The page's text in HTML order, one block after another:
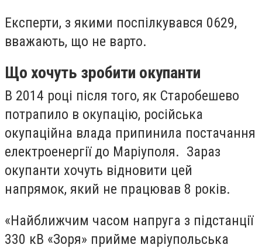
Експерти, з якими поспілкувався 0629,
вважають, що не варто.
Що хочуть зробити окупанти
В 2014 році після того, як Старобешево
потрапило в окупацію, російська
окупаційна влада припинила постачання
електроенергії до Маріуполя. Зараз
окупанти хочуть відновити цей
напрямок, який не працював 8 років.
«Найближчим часом напруга з підстанції
330 кВ «Зоря» прийме маріупольська